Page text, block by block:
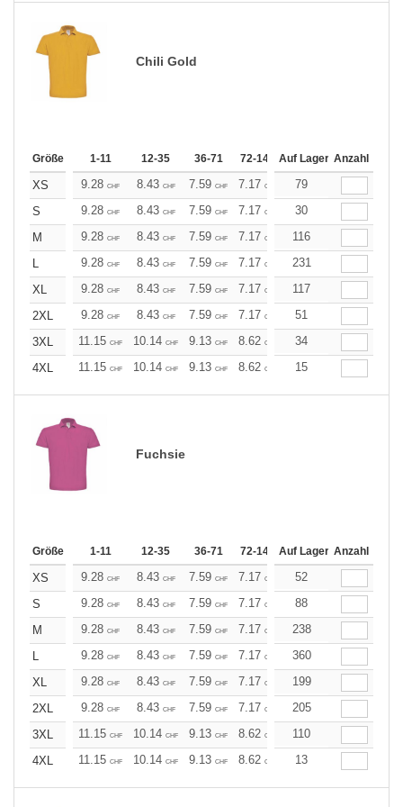
Chili Gold
Größe 1-11 12-35 36-71 72-143 144-287 288 +
Auf Lager Anzahl
XS 9.28 CHF 8.43 CHF 7.59 CHF 7.17 CHF 6.75
79
S
9.28 CHF 8.43 CHF 7.59 CHF 7.17 CHF 6.75
30
M
9.28 CHF 8.43 CHF 7.59 CHF 7.17 CHF 6.75
116
L
9.28 CHF 8.43 CHF 7.59 CHF 7.17 CHF 6.75
231
XL
9.28 CHF 8.43 CHF 7.59 CHF 7.17 CHF 6.75
117
2XL
9.28 CHF 8.43 CHF 7.59 CHF 7.17 CHF 6.75
51
3XL
11.15 CHF 10.14 CHF 9.13 CHF 8.62 CHF 8.11
34
4XL
11.15 CHF 10.14 CHF 9.13 CHF 8.62 CHF 8.11
15
Fuchsie
Größe 1-11 12-35 36-71 72-143 144-287 288 +
Auf Lager Anzahl
XS 9.28 CHF 8.43 CHF 7.59 CHF 7.17 CHF 6.75
52
S
9.28 CHF 8.43 CHF 7.59 CHF 7.17 CHF 6.75
88
M
9.28 CHF 8.43 CHF 7.59 CHF 7.17 CHF 6.75
238
L
9.28 CHF 8.43 CHF 7.59 CHF 7.17 CHF 6.75
360
XL
9.28 CHF 8.43 CHF 7.59 CHF 7.17 CHF 6.75
199
2XL
9.28 CHF 8.43 CHF 7.59 CHF 7.17 CHF 6.75
205
3XL
11.15 CHF 10.14 CHF 9.13 CHF 8.62 CHF 8.11
110
4XL
11.15 CHF 10.14 CHF 9.13 CHF 8.62 CHF 8.11
13